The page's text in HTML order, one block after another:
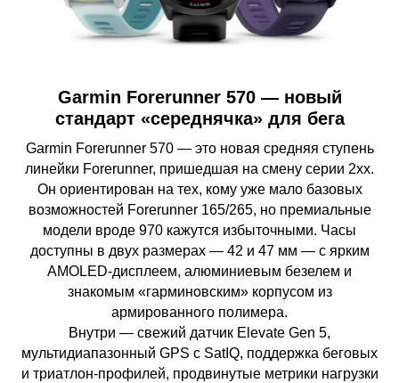
Garmin Forerunner 570 — новый
стандарт «середнячка» для бега
Garmin Forerunner 570 — это новая средняя ступень
линейки Forerunner, пришедшая на смену серии 2xx.
Он ориентирован на тех, кому уже мало базовых
возможностей Forerunner 165/265, но премиальные
модели вроде 970 кажутся избыточными. Часы
доступны в двух размерах — 42 и 47 мм — с ярким
AMOLED-дисплеем, алюминиевым безелем и
знакомым «гарминовским» корпусом из
армированного полимера.
Внутри — свежий датчик Elevate Gen 5,
мультидиапазонный GPS с SatIQ, поддержка беговых
и триатлон-профилей, продвинутые метрики нагрузки